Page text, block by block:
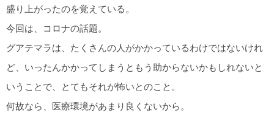
盛り上がったのを覚えている。
今回は、コロナの話題。
グアテマラは、たくさんの人がかかっているわけではないけれ
ど、いったんかかってしまうともう助からないかもしれないと
いうことで、とてもそれが怖いとのこと。
何故なら、医療環境があまり良くないから。